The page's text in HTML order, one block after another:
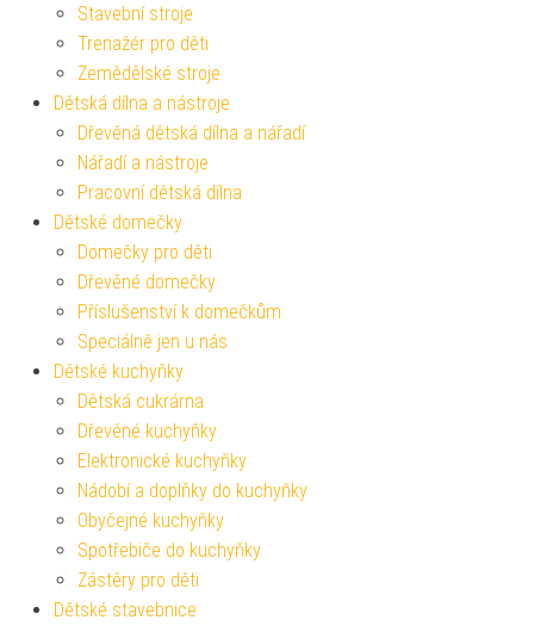
Stavební stroje
Trenažér pro děti
Zemědělské stroje
Dětská dílna a nástroje
Dřevěná dětská dílna a nářadí
Nářadí a nástroje
Pracovní dětská dílna
Dětské domečky
Domečky pro děti
Dřevěné domečky
Příslušenství k domečkům
Speciálně jen u nás
Dětské kuchyňky
Dětská cukrárna
Dřevěné kuchyňky
Elektronické kuchyňky
Nádobí a doplňky do kuchyňky
Obyčejné kuchyňky
Spotřebiče do kuchyňky
Zástěry pro děti
Dětské stavebnice